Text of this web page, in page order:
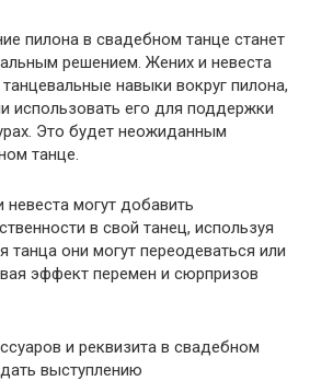
пилона в свадебном танце станет
решением. Жених и невеста
навыки вокруг пилона,
использовать его для поддержки
Это будет неожиданным
танце.
невеста могут добавить
в свой танец, используя
танца они могут переодеваться или
эффект перемен и сюрпризов
и реквизита в свадебном
выступлению